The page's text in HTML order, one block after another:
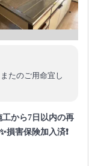
たのご用命宜し
工から7日以内の再
損害保険加入済❗️